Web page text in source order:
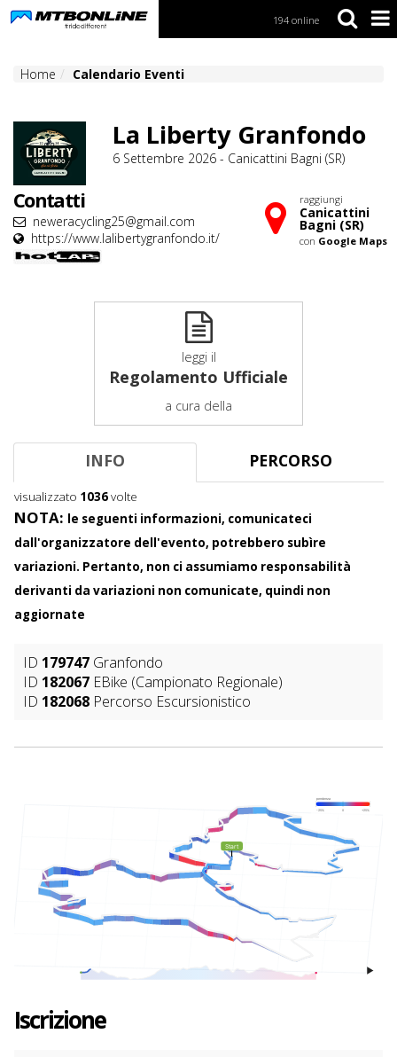
194 online
Home Calendario Eventi
La Liberty Granfondo
6 Settembre 2026 - Canicattini Bagni (SR)
Contatti
neweracycling25@gmail.com
https://www.lalibertygranfondo.it/
raggiungi
Canicattini
Bagni (SR)
con Google Maps
leggi il
Regolamento Ufficiale
a cura della
INFO PERCORSO
visualizzato 1036volte
NOTA: le seguenti informazioni, comunicateci
dall'organizzatore dell'evento, potrebbero subìre
variazioni. Pertanto, non ci assumiamo responsabilità
derivanti da variazioni non comunicate, quindi non
aggiornate
ID 179747 Granfondo
ID 182067 EBike (Campionato Regionale)
ID 182068 Percorso Escursionistico
Iscrizione